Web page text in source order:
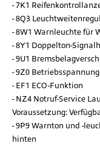
7K1
8Q3
8W1 Warnleuchte für
8Y1 Doppelton-
9U1
9Z0 Betriebsspannung
EF1 ECO-Funktion
NZ4 Notruf-Service
Voraussetzung:
9P9 Warnton und -
hinten